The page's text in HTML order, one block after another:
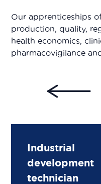
Our apprenticeships
production, quality,
health economics,
pharmacovigilance
Industrial
development
technician